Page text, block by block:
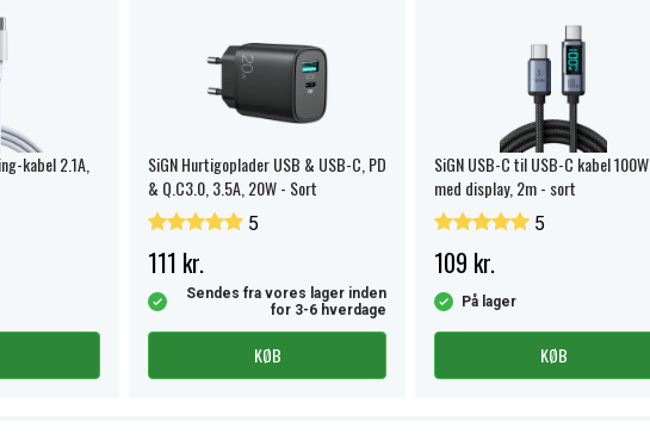
maskiner, hvor det sikrer
kabel 2.1A,
SiGN Hurtigoplader USB & USB-C, PD
& Q.C3.0, 3.5A, 20W - Sort
5
111 kr.
Sendes fra vores lager inden
for 3-6 hverdage
KØB
SiGN USB-C til USB-C kabel 100W
med display, 2m - sort
5
109 kr.
På lager
KØB